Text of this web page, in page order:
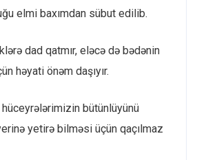
elmi baxımdan sübut edilib.
dad qatmır, eləcə də bədənin
həyati önəm daşıyır.
bütünlüyünü
yetirə bilməsi üçün qaçılmaz